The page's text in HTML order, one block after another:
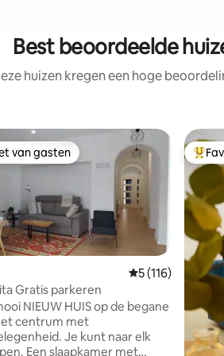
Best beoordeelde
huizen kregen een hoge
van 4,9 uit 5, 10 recensies
van gasten
van gasten
Gemiddelde
5 (116)
Gratis parkeren
NIEUW HUIS op de begane
centrum met
Je kunt naar elk
Een slaapkamer met